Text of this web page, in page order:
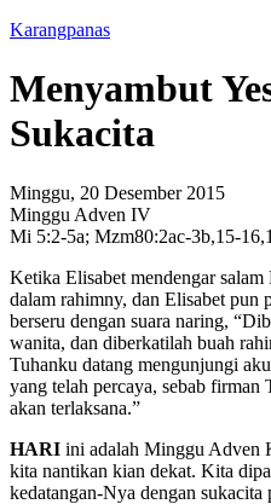
Karangpanas
Menyambut
Sukacita
Minggu, 20 Desember 2015
Minggu Adven IV
Mi 5:2-5a; Mzm80:2ac-3b,15-
Ketika Elisabet mendengar
dalam rahimny, dan Elisabet pun
berseru dengan suara naring,
wanita, dan diberkatilah buah
Tuhanku datang mengunjungi
yang telah percaya, sebab firman
akan terlaksana.”
HARI ini adalah Minggu Adven
kita nantikan kian dekat. Kita
kedatangan-Nya dengan sukacita